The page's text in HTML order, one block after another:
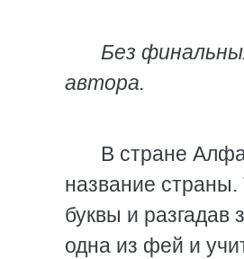
Без
автора.
В стране
название страны.
буквы и разгадав
одна из фей и